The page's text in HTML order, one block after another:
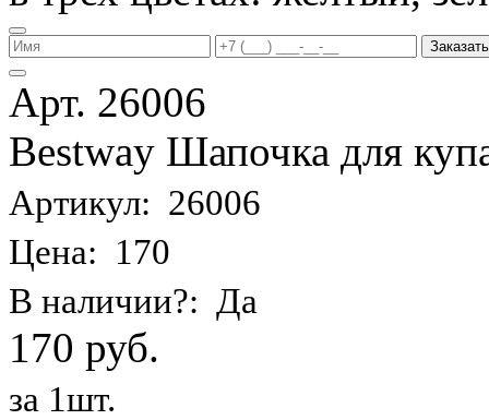
Заказать
Арт. 26006
Bestway Шапочка для
Артикул: 26006
Цена: 170
В наличии?: Да
170 руб.
за 1шт.